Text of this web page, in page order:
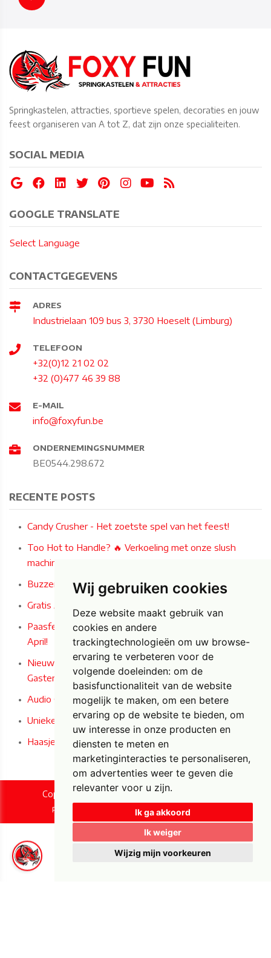
Wij gebruiken cookies
Deze website maakt gebruik van
cookies en andere
trackingtechnologieën om uw browse-
ervaring te verbeteren voor de
volgende doeleinden: om de
basisfunctionaliteit van de website
mogelijk te maken, om een betere
ervaring op de website te bieden, om
uw interesse in onze producten en
diensten te meten en
marketinginteracties te personaliseren,
om advertenties weer te geven die
relevanter voor u zijn.
Ik ga akkoord
Ik weiger
Wijzig mijn voorkeuren
Springkastelen, attracties, sportieve spelen, decoraties en jouw
feest organiseren van A tot Z, dat zijn onze specialiteiten.
SOCIAL MEDIA
GOOGLE TRANSLATE
Select Language
CONTACTGEGEVENS
ADRES
Industrielaan 109 bus 3, 3730 Hoeselt (Limburg)
TELEFOON
+32(0)12 21 02 02
+32 (0)477 46 39 88
E-MAIL
info@foxyfun.be
ONDERNEMINGSNUMMER
BE0544.298.672
RECENTE POSTS
Candy Crusher - Het zoetste spel van het feest!
Too Hot to Handle? 🔥 Verkoeling met onze slush
machines!
Buzzer Wire Game: Het ultieme concentratiespel!
Gratis Airbrush Paastattoos deze zaterdag 4/04/2026!
Paasfeest bij Carrefour Market Bilzen-Hoeselt op 4 & 5
April!
Nieuw bij Foxy Fun - Audio en Audio/Video
Gastenboeken in Iconische Engelse Telefooncel!
Audio Gastenboek
Unieke Paas- en woondecoratie bij Foxy Fun!
Haasjes horen, zien en zwijgen
Copyright © 2026 Foxy Fun. All rights reserved.
Privacy & Cookies UP-TO-DATE WebDesign